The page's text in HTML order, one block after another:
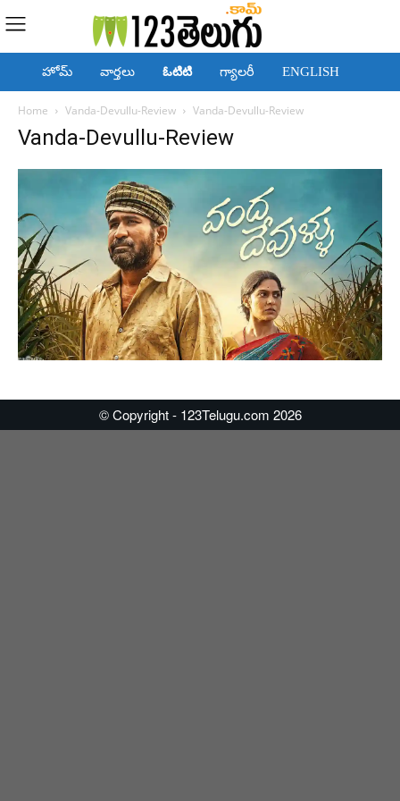
హోమ్ వార్తలు ఓటిటి గ్యాలరీ ENGLISH
Home Vanda-Devullu-Review Vanda-Devullu-Review
Vanda-Devullu-Review
© Copyright - 123Telugu.com 2026